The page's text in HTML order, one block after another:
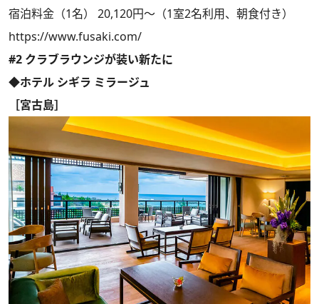
宿泊料金（1名） 20,120円～（1室2名利用、朝食付き）
https://www.fusaki.com/
#2 クラブラウンジが装い新たに
◆ホテル シギラ ミラージュ
［宮古島］